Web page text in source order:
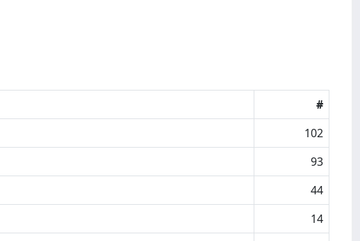
#
102
93
44
14